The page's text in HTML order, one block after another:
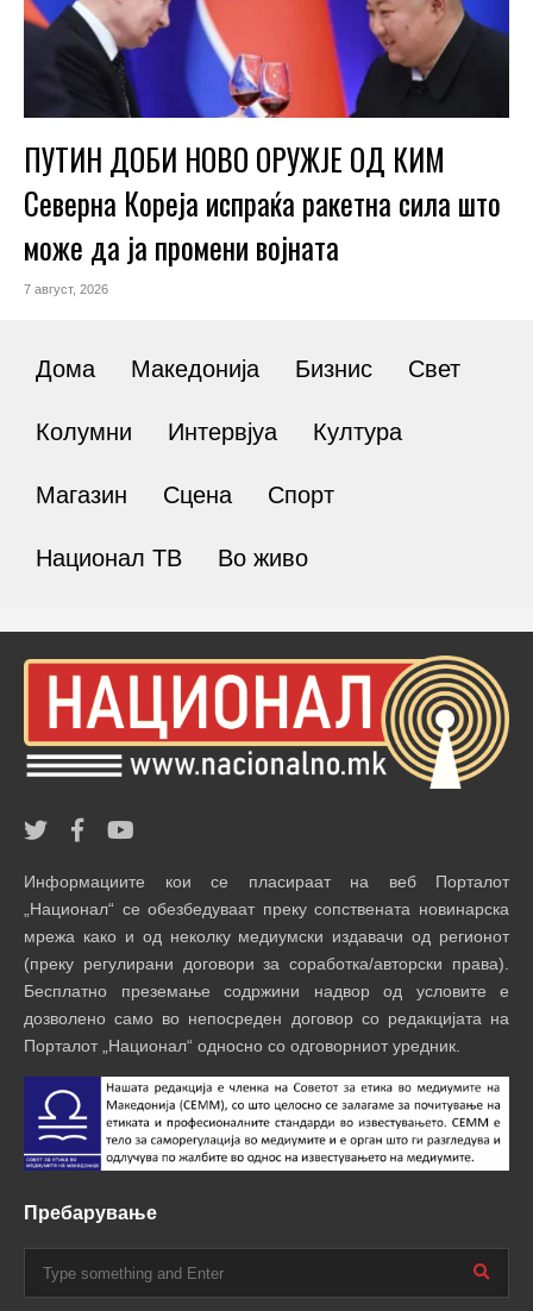
ПУТИН ДОБИ НОВО ОРУЖЈЕ ОД КИМ
Северна Кореја испраќа ракетна сила што
може да ја промени војната
7 август, 2026
Дома Македонија Бизнис Свет
Колумни Интервјуа Култура
Магазин Сцена Спорт
Национал ТВ Во живо
Информациите кои се пласираат на веб Порталот
„Национал“ се обезбедуваат преку сопствената новинарска
мрежа како и од неколку медиумски издавачи од регионот
(преку регулирани договори за соработка/авторски права).
Бесплатно преземање содржини надвор од условите е
дозволено само во непосреден договор со редакцијата на
Порталот „Национал“ односно со одговорниот уредник.
Пребарување